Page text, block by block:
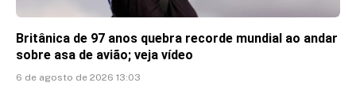
Britânica de 97 anos quebra recorde mundial ao andar
sobre asa de avião; veja vídeo
6 de agosto de 2026 13:03